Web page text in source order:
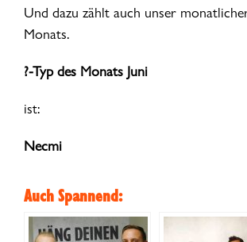
Und dazu zählt auch unser
Monats.
?-Typ des Monats Juni
ist:
Necmi
Auch Spannend: